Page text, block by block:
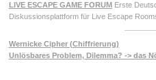
LIVE ESCAPE GAME FORUM Erste
Diskussionsplattform für Live Escape
Wernicke Cipher (Chiffrierung)
Unlösbares Problem, Dilemma? -> das